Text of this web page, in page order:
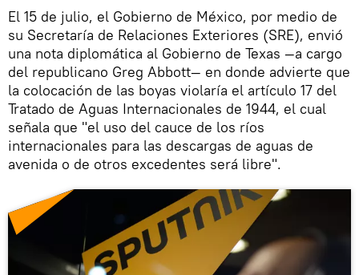
El 15 de julio, el Gobierno de México, por medio de
su Secretaría de Relaciones Exteriores (SRE), envió
una nota diplomática al Gobierno de Texas —a cargo
del republicano Greg Abbott— en donde advierte que
la colocación de las boyas violaría el artículo 17 del
Tratado de Aguas Internacionales de 1944, el cual
señala que "el uso del cauce de los ríos
internacionales para las descargas de aguas de
avenida o de otros excedentes será libre".